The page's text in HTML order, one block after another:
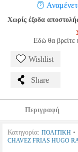
Χωρίς έξοδα
Εδώ θα βρείτε
Wishlist
Share
Περιγραφή
Κατηγορία: ΠΟΛΙΤΙΚΗ •
CHAVEZ FRIAS HUGO